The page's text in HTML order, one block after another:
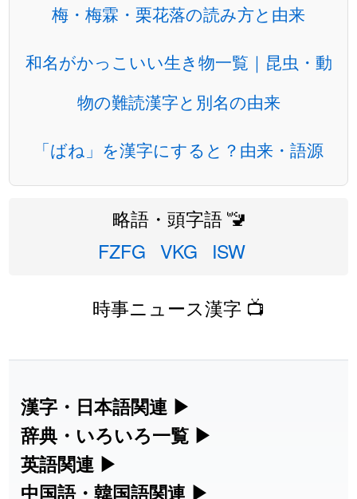
梅・梅霖・栗花落の読み方と由来
和名がかっこいい生き物一覧｜昆虫・動
物の難読漢字と別名の由来
「ばね」を漢字にすると？由来・語源
略語・頭字語 🚾
FZFG VKG ISW
時事ニュース漢字 📺
漢字・日本語関連 ▶
漢字の読み方検索、手書き入力、書き順
練習など、日本語学習に役立つツールを
集めています。
辞典・いろいろ一覧 ▶
部首・画数別の漢字一覧、熟語辞典、地
名・駅名検索など、各種リファレンスツ
英語関連 ▶
カタカナ語・略語の意味検索、発音記
中国語・韓国語関連 ▶